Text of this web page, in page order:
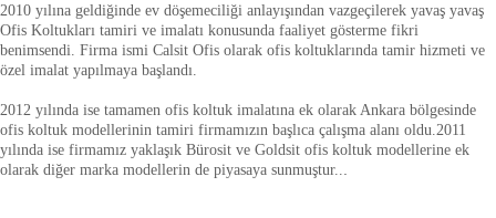
2010 yılına geldiğinde ev döşemeciliği anlayışından vazgeçilerek yavaş yavaş
Ofis Koltukları tamiri ve imalatı konusunda faaliyet gösterme fikri
benimsendi. Firma ismi Calsit Ofis olarak ofis koltuklarında tamir hizmeti ve
özel imalat yapılmaya başlandı.
2012 yılında ise tamamen ofis koltuk imalatına ek olarak Ankara bölgesinde
ofis koltuk modellerinin tamiri firmamızın başlıca çalışma alanı oldu. 2011
yılında ise firmamız yaklaşık Bürosit ve Goldsit ofis koltuk modellerine ek
olarak diğer marka modellerin de piyasaya sunmuştur.